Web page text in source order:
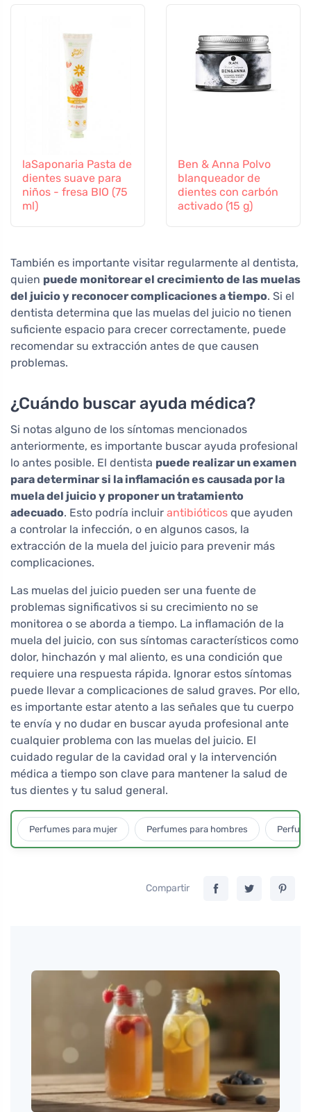
laSaponaria Pasta de
dientes suave para
niños - fresa BIO (75
ml)
Ben & Anna Polvo
blanqueador de
dientes con carbón
activado (15 g)
También es importante visitar regularmente al dentista,
quien puede monitorear el crecimiento de las muelas
del juicio y reconocer complicaciones a tiempo. Si el
dentista determina que las muelas del juicio no tienen
suficiente espacio para crecer correctamente, puede
recomendar su extracción antes de que causen
problemas.
¿Cuándo buscar ayuda médica?
Si notas alguno de los síntomas mencionados
anteriormente, es importante buscar ayuda profesional
lo antes posible. El dentista puede realizar un examen
para determinar si la inflamación es causada por la
muela del juicio y proponer un tratamiento
adecuado. Esto podría incluir antibióticos que ayuden
a controlar la infección, o en algunos casos, la
extracción de la muela del juicio para prevenir más
complicaciones.
Las muelas del juicio pueden ser una fuente de
problemas significativos si su crecimiento no se
monitorea o se aborda a tiempo. La inflamación de la
muela del juicio, con sus síntomas característicos como
dolor, hinchazón y mal aliento, es una condición que
requiere una respuesta rápida. Ignorar estos síntomas
puede llevar a complicaciones de salud graves. Por ello,
es importante estar atento a las señales que tu cuerpo
te envía y no dudar en buscar ayuda profesional ante
cualquier problema con las muelas del juicio. El
cuidado regular de la cavidad oral y la intervención
médica a tiempo son clave para mantener la salud de
tus dientes y tu salud general.
Perfumes para mujer Perfumes para hombres
Compartir